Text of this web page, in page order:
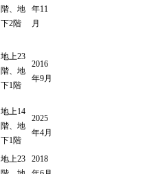
階、地
下2階
年11
月
地上23
階、地
下1階
2016
年9月
地上14
階、地
下1階
2025
年4月
地上23
2018